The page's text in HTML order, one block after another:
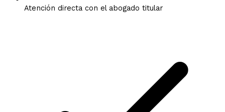
Atención directa con el abogado titular